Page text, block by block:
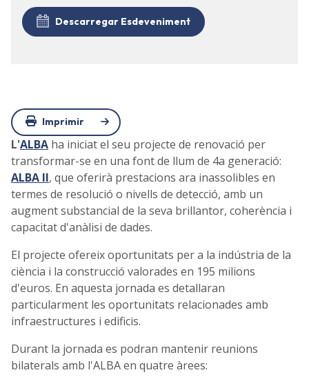
Descarregar Esdeveniment
Imprimir
L'ALBA ha iniciat el seu projecte de renovació per
transformar-se en una font de llum de 4a generació:
ALBA II, que oferirà prestacions ara inassolibles en
termes de resolució o nivells de detecció, amb un
augment substancial de la seva brillantor, coherència i
capacitat d'anàlisi de dades.
El projecte ofereix oportunitats per a la indústria de la
ciència i la construcció valorades en 195 milions
d'euros. En aquesta jornada es detallaran
particularment les oportunitats relacionades amb
infraestructures i edificis.
Durant la jornada es podran mantenir reunions
bilaterals amb l'ALBA en quatre àrees: